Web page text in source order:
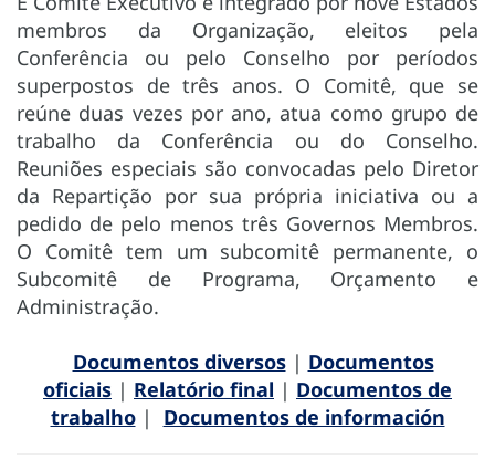
membros da Organização, eleitos pela
Conferência ou pelo Conselho por períodos
superpostos de três anos. O Comitê, que se
reúne duas vezes por ano, atua como grupo de
trabalho da Conferência ou do Conselho.
Reuniões especiais são convocadas pelo Diretor
da Repartição por sua própria iniciativa ou a
pedido de pelo menos três Governos Membros.
O Comitê tem um subcomitê permanente, o
Subcomitê de Programa, Orçamento e
Administração.
Documentos diversos| Documentos
oficiais | Relatório final | Documentos de
trabalho| Documentos de información